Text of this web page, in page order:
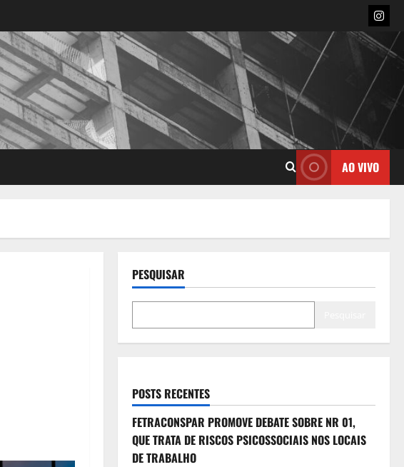
AO VIVO
PESQUISAR
POSTS RECENTES
FETRACONSPAR PROMOVE DEBATE SOBRE NR 01,
QUE TRATA DE RISCOS PSICOSSOCIAIS NOS LOCAIS
DE TRABALHO